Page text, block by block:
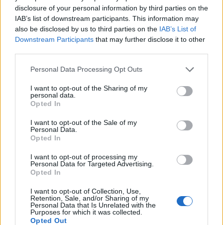
disclosure of your personal information by third parties on the
IAB’s list of downstream participants. This information may
also be disclosed by us to third parties on the IAB’s List of
Downstream Participants that may further disclose it to other
Please note that this website/app uses one or more Google
not limited to your visit or usage behaviour. You may click to
grant or deny consent to Google and its third-party tags to
use your data for below specified purposes in below Google
consent section.
Personal Data Processing Opt Outs
I want to opt-out of the Sharing of my
personal data.
Opted In
I want to opt-out of the Sale of my
Personal Data.
Opted In
I want to opt-out of processing my
Personal Data for Targeted Advertising.
Opted In
I want to opt-out of Collection, Use,
Retention, Sale, and/or Sharing of my
Personal Data that Is Unrelated with the
Purposes for which it was collected.
Opted Out
Philip Schiller, αντιπρόεδρος τηςApple
στον τομέα
Worldwide Product Marketing, δήλωσε:
Πήραμε τον κορυφαίο all-in-one υπολογιστή του
κόσμου και τον κάναμε ακόμα καλύτερο. Με τους
γραφικών και το αλουμινένιο περίβλημα, οι
καταναλωτές θα λατρέψουν τα νέα
Μπορείτε να δείτε τα βασικά χαρακτηριστικά των
νέων μοντέλων παρακάτω :